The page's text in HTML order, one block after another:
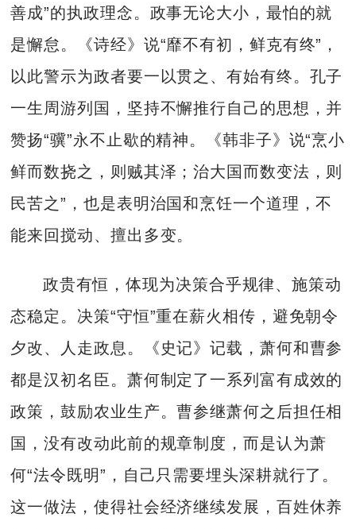
善成”的执政理念。政事无论大小，最怕的就
是懈怠。《诗经》说“靡不有初，鲜克有终”，
以此警示为政者要一以贯之、有始有终。孔子
一生周游列国，坚持不懈推行自己的思想，并
赞扬“骥”永不止歇的精神。《韩非子》说“烹小
鲜而数挠之，则贼其泽；治大国而数变法，则
民苦之”，也是表明治国和烹饪一个道理，不
能来回搅动、擅出多变。
政贵有恒，体现为决策合乎规律、施策动
态稳定。决策“守恒”重在薪火相传，避免朝令
夕改、人走政息。《史记》记载，萧何和曹参
都是汉初名臣。萧何制定了一系列富有成效的
政策，鼓励农业生产。曹参继萧何之后担任相
国，没有改动此前的规章制度，而是认为萧
何“法令既明”，自己只需要埋头深耕就行了。
这一做法，使得社会经济继续发展，百姓休养